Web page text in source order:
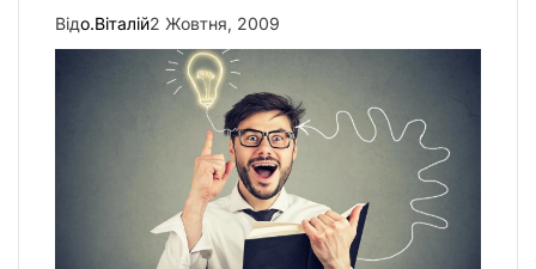
Відо.Віталій2 Жовтня, 2009